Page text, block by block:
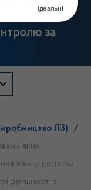
за
ЛЗ)
/
яких
змін у додатки
діяльності з